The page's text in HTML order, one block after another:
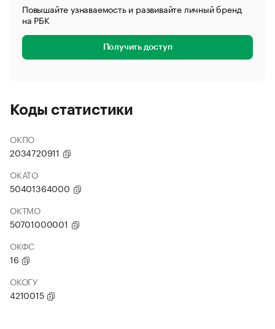
Повышайте узнаваемость и развивайте личный бренд
на РБК
Получить доступ
Коды статистики
ОКПО
2034720911
ОКАТО
50401364000
ОКТМО
50701000001
ОКФС
16
ОКОГУ
4210015